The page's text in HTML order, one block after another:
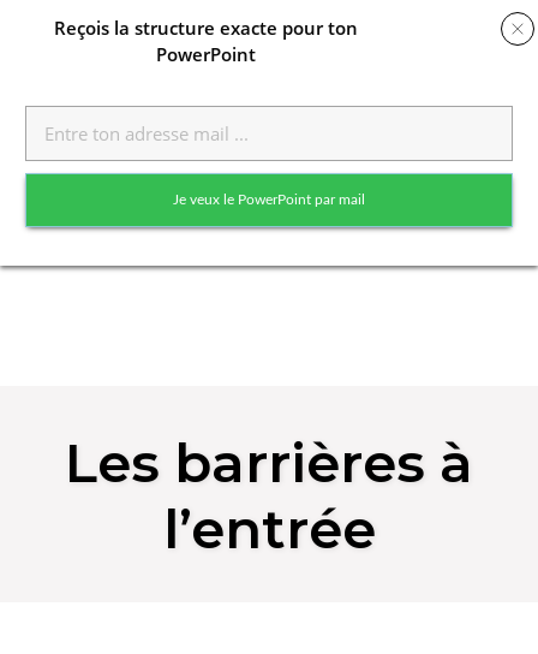
Les barrières à
l’entrée
Reçois la structure exacte pour ton
PowerPoint
Je veux le PowerPoint par mail